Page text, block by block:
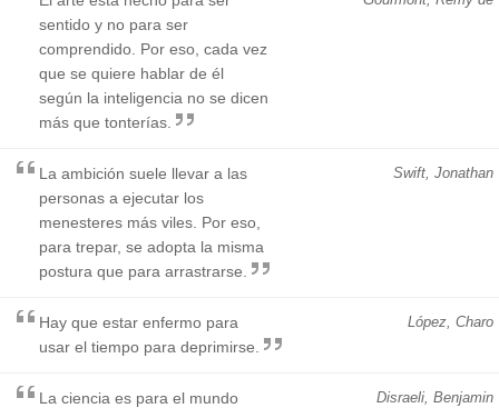
sentido y no para ser
comprendido. Por eso, cada vez
que se quiere hablar de él
según la inteligencia no se dicen
más que tonterías.
Swift, Jonathan
La ambición suele llevar a las
personas a ejecutar los
menesteres más viles. Por eso,
para trepar, se adopta la misma
postura que para arrastrarse.
López, Charo
Hay que estar enfermo para
usar el tiempo para deprimirse.
Disraeli, Benjamin
La ciencia es para el mundo